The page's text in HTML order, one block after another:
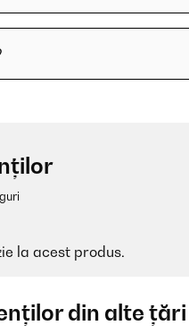
la acest produs.
din alte țări